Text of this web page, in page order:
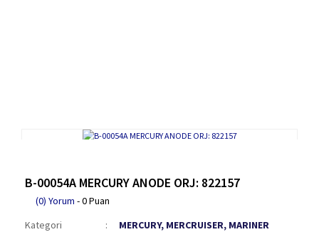
B-00054A MERCURY ANODE ORJ: 822157
(0) Yorum - 0 Puan
Kategori
MERCURY, MERCRUISER, MARINER